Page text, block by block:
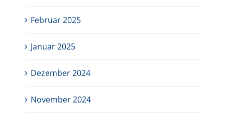
Februar 2025
Januar 2025
Dezember 2024
November 2024